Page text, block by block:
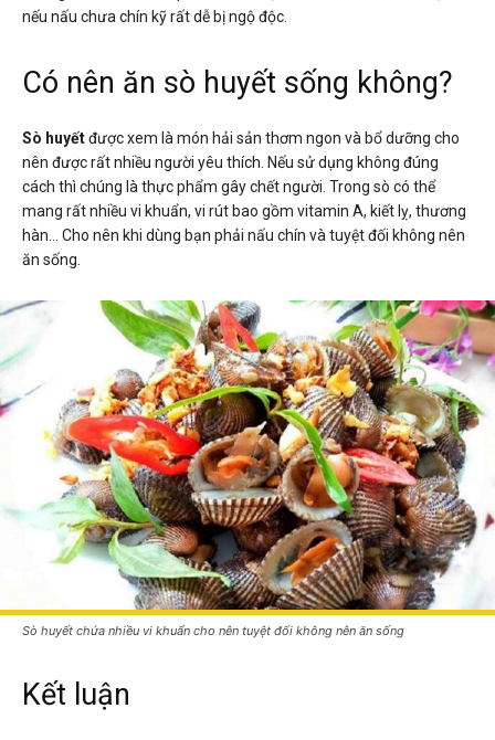
nếu nấu chưa chín kỹ rất dễ bị ngộ độc.
Có nên ăn sò huyết sống không?
Sò huyếtđược xem là món hải sản thơm ngon và bổ dưỡng cho
nên được rất nhiều người yêu thích. Nếu sử dụng không đúng
cách thì chúng là thực phẩm gây chết người. Trong sò có thể
mang rất nhiều vi khuẩn, vi rút bao gồm vitamin A, kiết lỵ, thương
hàn… Cho nên khi dùng bạn phải nấu chín và tuyệt đối không nên
ăn sống.
Sò huyết chứa nhiều vi khuẩn cho nên tuyệt đối không nên ăn sống
Kết luận